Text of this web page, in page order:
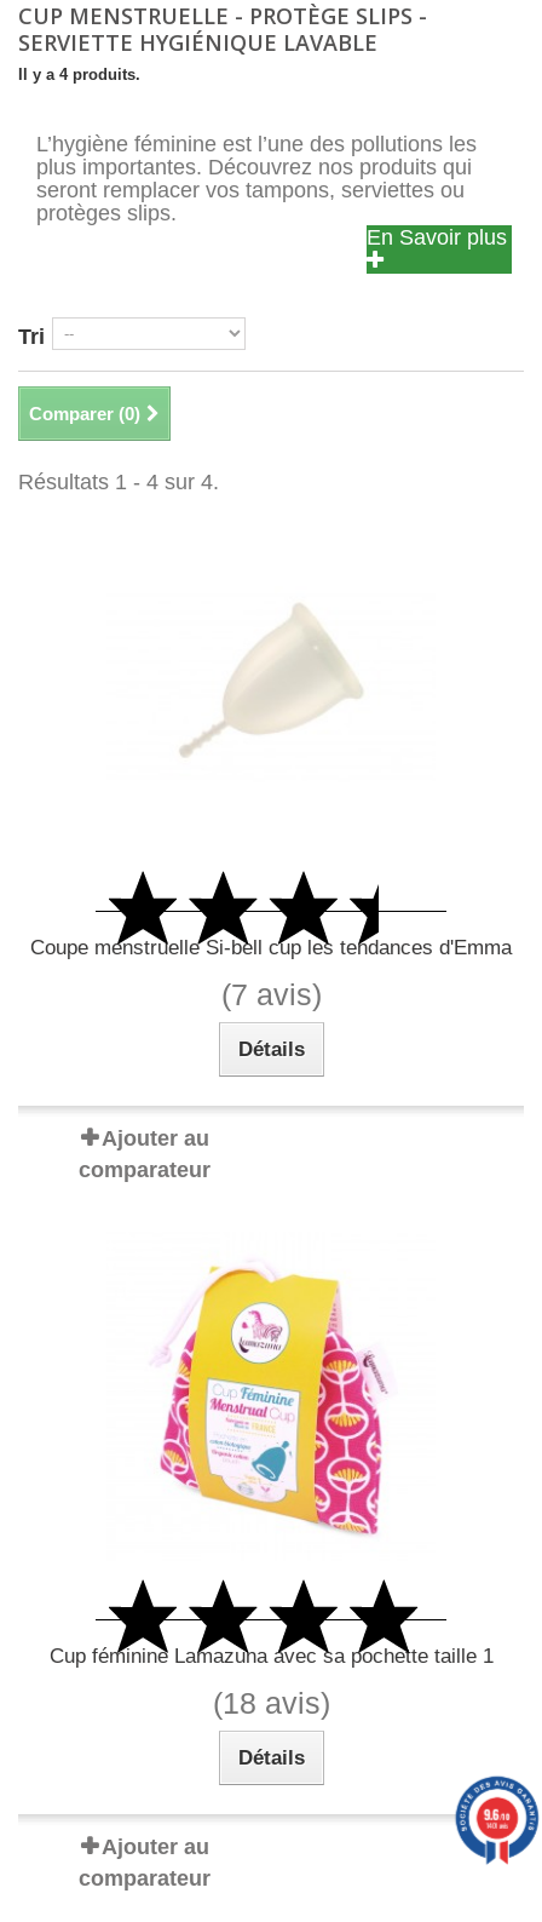
CUP MENSTRUELLE - PROTÈGE SLIPS -
SERVIETTE HYGIÉNIQUE LAVABLE
Il y a 4 produits.
L’hygiène féminine est l’une des pollutions les
plus importantes. Découvrez nos produits qui
seront remplacer vos tampons, serviettes ou
protèges slips.
En Savoir plus
Tri
Comparer (0)
Résultats 1 - 4 sur 4.
(7 avis)
Coupe menstruelle Si-bell cup les tendances d'Emma
Détails
Ajouter au
comparateur
(18 avis)
Cup féminine Lamazuna avec sa pochette taille 1
Détails
Ajouter au
comparateur
9.6/10
1401 avis